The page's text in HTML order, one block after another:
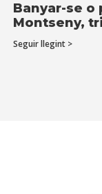
Banyar-se o
Montseny,
Seguir llegint >